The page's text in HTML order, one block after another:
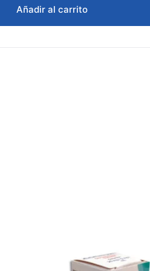
Añadir al carrito